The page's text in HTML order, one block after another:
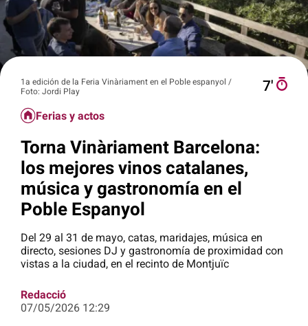
1a edición de la Feria Vinàriament en el Poble espanyol /
Foto: Jordi Play
7′
Ferias y actos
Torna Vinàriament Barcelona:
los mejores vinos catalanes,
música y gastronomía en el
Poble Espanyol
Del 29 al 31 de mayo, catas, maridajes, música en
directo, sesiones DJ y gastronomía de proximidad con
vistas a la ciudad, en el recinto de Montjuïc
Redacció
07/05/2026 12:29